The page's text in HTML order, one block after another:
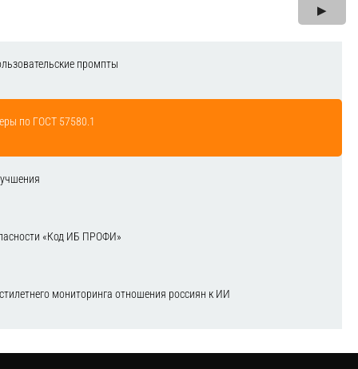
▶
промпты
по ГОСТ 57580.1
«Код ИБ ПРОФИ»
мониторинга отношения россиян к ИИ